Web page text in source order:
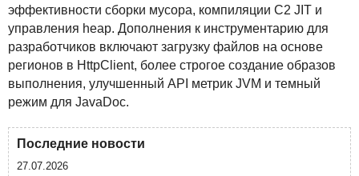
эффективности сборки мусора, компиляции C2 JIT и
управления heap. Дополнения к инструментарию для
разработчиков включают загрузку файлов на основе
регионов в HttpClient, более строгое создание образов
выполнения, улучшенный API метрик JVM и темный
режим для JavaDoc.
Последние новости
27.07.2026